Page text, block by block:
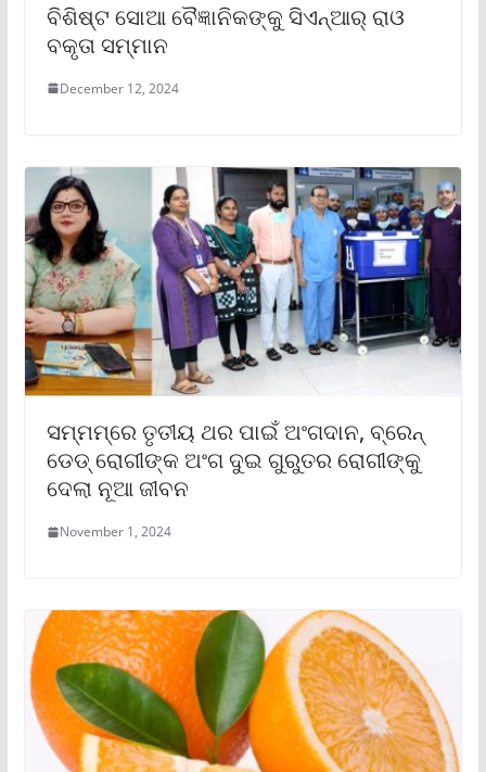
ବିଶିଷ୍ଟ ସୋଆ ବୈଜ୍ଞାନିକଙ୍କୁ ସିଏନ୍‌ଆର୍ ରାଓ
ବକୃତା ସମ୍ମାନ
December 12, 2024
ସମ୍ମମ୍‌ରେ ତୃତୀୟ ଥର ପାଇଁ ଅଂଗଦାନ, ବ୍ରେନ୍
ଡେଡ୍ ରୋଗୀଙ୍କ ଅଂଗ ଦୁଇ ଗୁରୁତର ରୋଗୀଙ୍କୁ
ଦେଲା ନୂଆ ଜୀବନ
November 1, 2024